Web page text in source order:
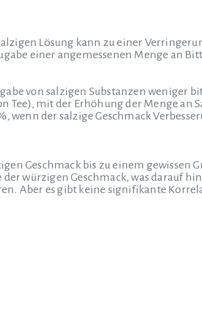
Lösung kann zu einer
einer angemessenen Menge an
von salzigen Substanzen weniger
Tee), mit der Erhöhung der Menge an
wenn der salzige Geschmack
Geschmack bis zu einem gewissen
würzigen Geschmack, was darauf
Aber es gibt keine signifikante